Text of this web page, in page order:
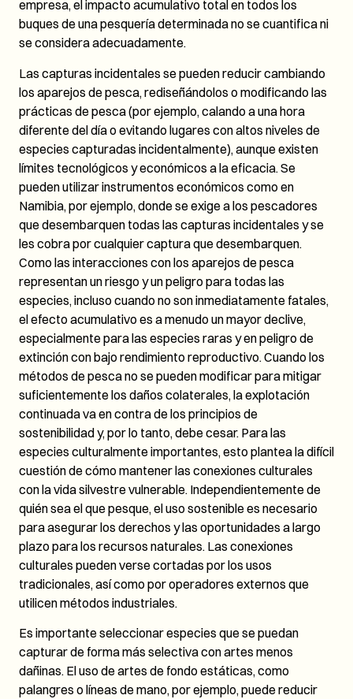
empresa, el impacto acumulativo total en todos los
buques de una pesquería determinada no se cuantifica ni
se considera adecuadamente.
Las capturas incidentales se pueden reducir cambiando
los aparejos de pesca, rediseñándolos o modificando las
prácticas de pesca (por ejemplo, calando a una hora
diferente del día o evitando lugares con altos niveles de
especies capturadas incidentalmente), aunque existen
límites tecnológicos y económicos a la eficacia. Se
pueden utilizar instrumentos económicos como en
Namibia, por ejemplo, donde se exige a los pescadores
que desembarquen todas las capturas incidentales y se
les cobra por cualquier captura que desembarquen.
Como las interacciones con los aparejos de pesca
representan un riesgo y un peligro para todas las
especies, incluso cuando no son inmediatamente fatales,
el efecto acumulativo es a menudo un mayor declive,
especialmente para las especies raras y en peligro de
extinción con bajo rendimiento reproductivo. Cuando los
métodos de pesca no se pueden modificar para mitigar
suficientemente los daños colaterales, la explotación
continuada va en contra de los principios de
sostenibilidad y, por lo tanto, debe cesar. Para las
especies culturalmente importantes, esto plantea la difícil
cuestión de cómo mantener las conexiones culturales
con la vida silvestre vulnerable. Independientemente de
quién sea el que pesque, el uso sostenible es necesario
para asegurar los derechos y las oportunidades a largo
plazo para los recursos naturales. Las conexiones
culturales pueden verse cortadas por los usos
tradicionales, así como por operadores externos que
utilicen métodos industriales.
Es importante seleccionar especies que se puedan
capturar de forma más selectiva con artes menos
dañinas. El uso de artes de fondo estáticas, como
palangres o líneas de mano, por ejemplo, puede reducir